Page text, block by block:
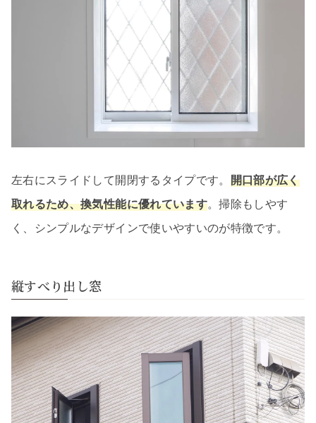
左右にスライドして開閉するタイプです。 開口部が広く
取れるため、換気性能に優れています。掃除もしやす
く、シンプルなデザインで使いやすいのが特徴です。
縦すべり出し窓